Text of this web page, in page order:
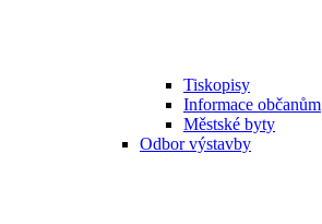
Tiskopisy
Informace občanům
Městské byty
Odbor výstavby